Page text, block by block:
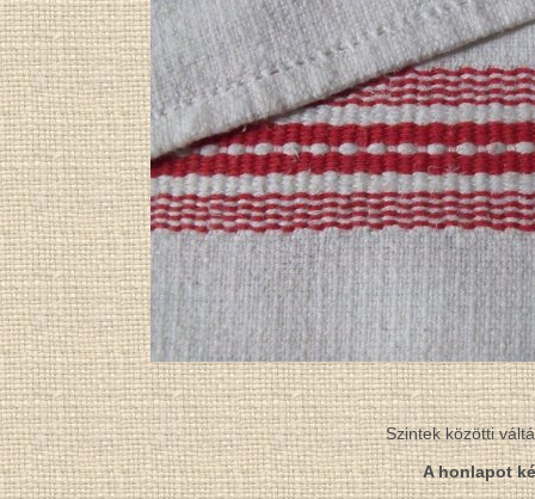
Szintek közötti
A honlapot